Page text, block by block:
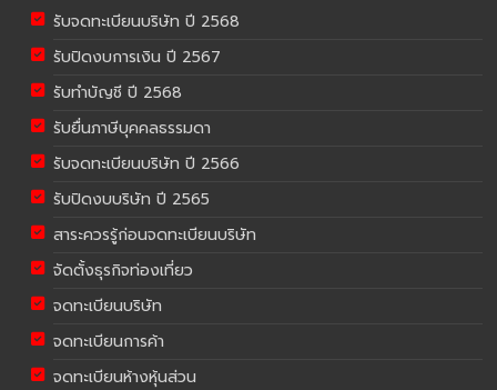
รับจดทะเบียนบริษัท ปี 2568
รับปิดงบการเงิน ปี 2567
รับทำบัญชี ปี 2568
รับยื่นภาษีบุคคลธรรมดา
รับจดทะเบียนบริษัท ปี 2566
รับปิดงบบริษัท ปี 2565
สาระควรรู้ก่อนจดทะเบียนบริษัท
จัดตั้งธุรกิจท่องเที่ยว
จดทะเบียนบริษัท
จดทะเบียนการค้า
จดทะเบียนห้างหุ้นส่วน